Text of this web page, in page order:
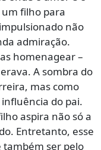
filho para
não
admiração.
homenagear –
A sombra do
mas como
do pai.
aspira não só a
Entretanto, esse
também ser pelo